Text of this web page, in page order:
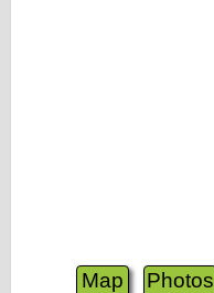
Map Photos